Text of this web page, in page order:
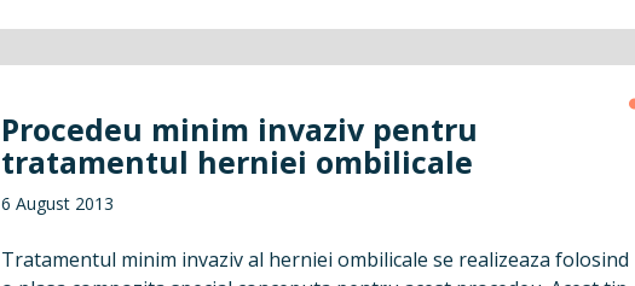
Procedeu minim invaziv pentru
tratamentul herniei ombilicale
6 August 2013
Tratamentul minim invaziv al herniei ombilicale se realizeaza folosind